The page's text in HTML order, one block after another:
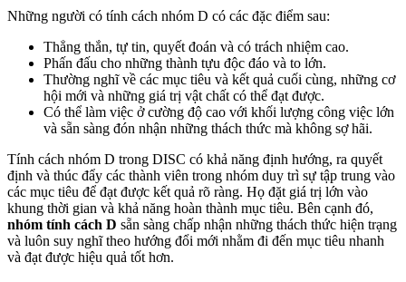
Những người có tính cách nhóm D có các đặc điểm sau:
Thẳng thắn, tự tin, quyết đoán và có trách nhiệm cao.
Phấn đấu cho những thành tựu độc đáo và to lớn.
Thường nghĩ về các mục tiêu và kết quả cuối cùng, những cơ
hội mới và những giá trị vật chất có thể đạt được.
Có thể làm việc ở cường độ cao với khối lượng công việc lớn
và sẵn sàng đón nhận những thách thức mà không sợ hãi.
Tính cách nhóm D trong DISC có khả năng định hướng, ra quyết
định và thúc đẩy các thành viên trong nhóm duy trì sự tập trung vào
các mục tiêu để đạt được kết quả rõ ràng. Họ đặt giá trị lớn vào
khung thời gian và khả năng hoàn thành mục tiêu. Bên cạnh đó,
nhóm tính cách D sẵn sàng chấp nhận những thách thức hiện trạng
và luôn suy nghĩ theo hướng đổi mới nhằm đi đến mục tiêu nhanh
và đạt được hiệu quả tốt hơn.